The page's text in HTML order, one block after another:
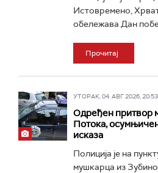
Истовремено,
обележава Дан
Прочитај
УТОРАК, 04. АВГ 2026,
Одређен притвор
Потока,
исказа
Полиција је на
мушкарца из